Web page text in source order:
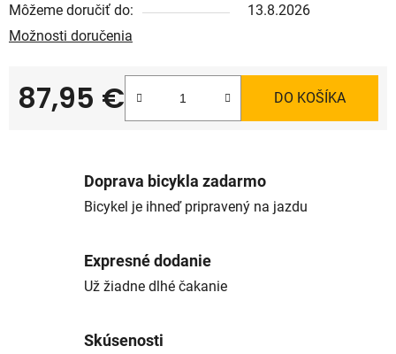
Môžeme doručiť do:
13.8.2026
Možnosti doručenia
87,95 €
Jednotková cena:
DO KOŠÍKA
Doprava bicykla zadarmo
Bicykel je ihneď pripravený na jazdu
Expresné dodanie
Už žiadne dlhé čakanie
Skúsenosti